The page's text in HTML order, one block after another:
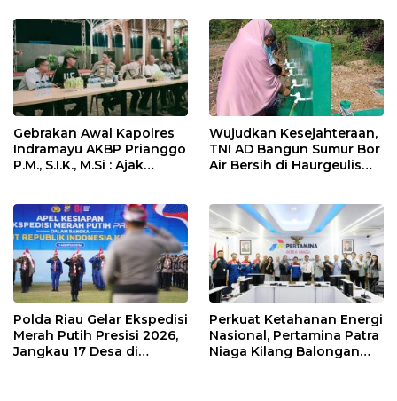
Gebrakan Awal Kapolres
Indramayu AKBP Prianggo
P.M., S.I.K., M.Si : Ajak
Wujudkan Kesejahteraan,
TNI AD Bangun Sumur Bor
Air Bersih di Haurgeulis
Polda Riau Gelar Ekspedisi
Merah Putih Presisi 2026,
Jangkau 17 Desa di
Perkuat Ketahanan Energi
Nasional, Pertamina Patra
Niaga Kilang Balongan